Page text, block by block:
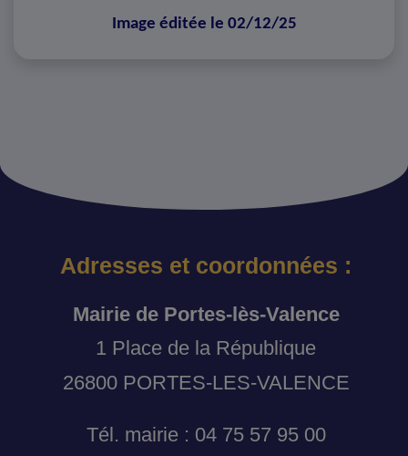
Image éditée le 02/12/25
Adresses et coordonnées :
Mairie de Portes-lès-Valence
1 Place de la République
26800 PORTES-LES-VALENCE
Tél. mairie : 04 75 57 95 00